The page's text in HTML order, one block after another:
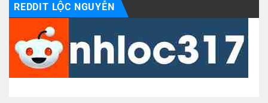
REDDIT LỘC NGUYỄN